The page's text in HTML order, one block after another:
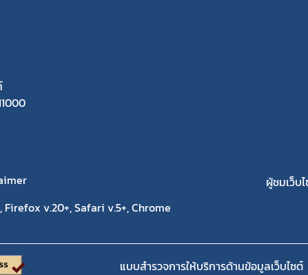
v.20+, Safari v.5+, Chrome
ผู้ชมเว็บ
แบบสำรวจการให้บริการด้านข้อมูลเว็บไซต์